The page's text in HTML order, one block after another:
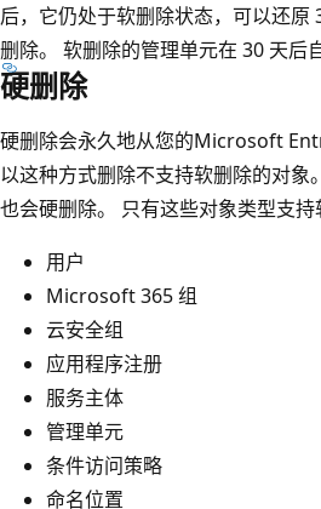
后，它仍处于软删除状态，可以还原
删除。 软删除的管理单元在 30 天后
硬删除
硬删除会永久地从您的Microsoft
以这种方式删除不支持软删除的对象
也会硬删除。 只有这些对象类型支持
用户
Microsoft 365 组
云安全组
应用程序注册
服务主体
管理单元
条件访问策略
命名位置